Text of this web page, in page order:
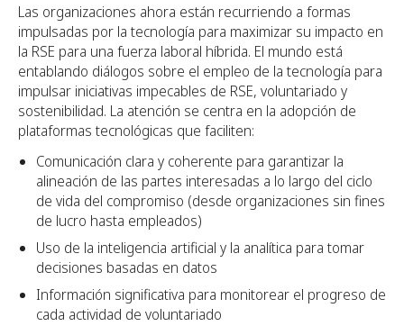
Las organizaciones ahora están recurriendo a formas
impulsadas por la tecnología para maximizar su impacto en
la RSE para una fuerza laboral híbrida. El mundo está
entablando diálogos sobre el empleo de la tecnología para
impulsar iniciativas impecables de RSE, voluntariado y
sostenibilidad. La atención se centra en la adopción de
plataformas tecnológicas que faciliten:
Comunicación clara y coherente para garantizar la
alineación de las partes interesadas a lo largo del ciclo
de vida del compromiso (desde organizaciones sin fines
de lucro hasta empleados)
Uso de la inteligencia artificial y la analítica para tomar
decisiones basadas en datos
Información significativa para monitorear el progreso de
cada actividad de voluntariado